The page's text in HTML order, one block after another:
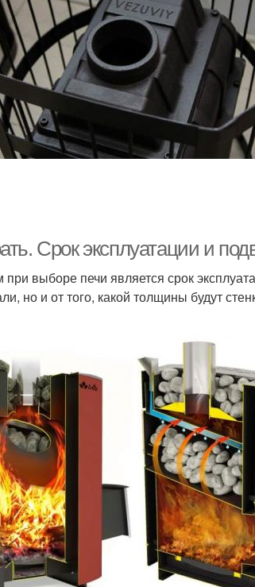
Срок эксплуатации и
выборе печи является срок
но и от того, какой толщины будут